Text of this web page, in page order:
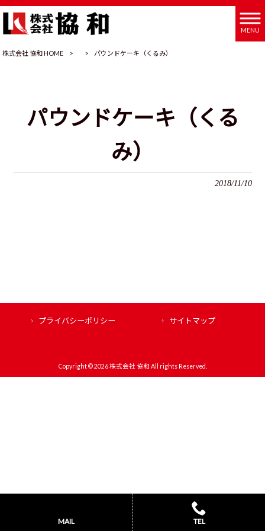
MENU
株式会社 協和 HOME > > パウンドケーキ（くるみ）
パウンドケーキ（くる
み）
2018/11/10
プライバシーポリシー サイトマップ
Copyright © 2026 株式会社 協和 All rights Reserved.
MAIL TEL